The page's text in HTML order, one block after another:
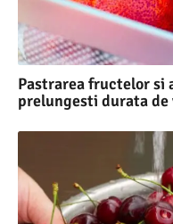
Pastrarea fructelor si
prelungesti durata de